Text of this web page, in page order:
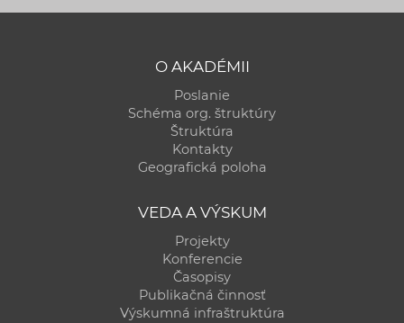
O AKADÉMII
Poslanie
Schéma org. štruktúry
Štruktúra
Kontakty
Geografická poloha
VEDA A VÝSKUM
Projekty
Konferencie
Časopisy
Publikačná činnosť
Výskumná infraštruktúra